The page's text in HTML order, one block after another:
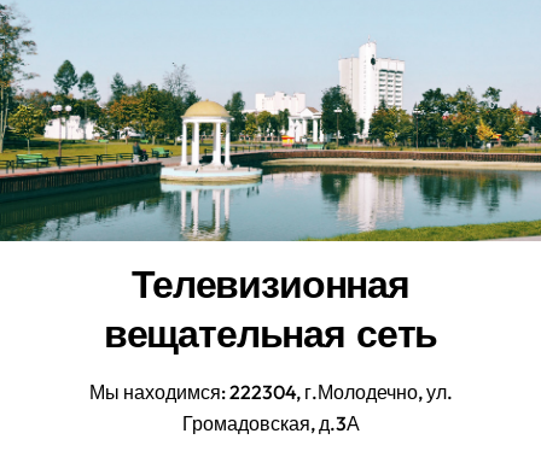
Перейти
к
содержанию
Телевизионная
вещательная сеть
Мы находимся: 222304, г.Молодечно, ул.
Громадовская, д.3А